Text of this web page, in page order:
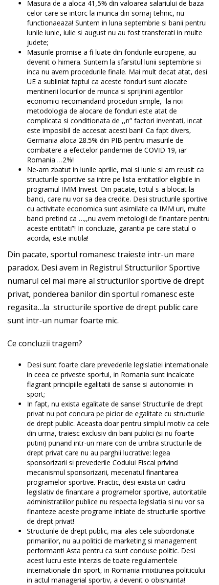
Masura de a aloca 41,5% din valoarea salariului de baza
celor care se intorc la munca din somaj tehnic, nu
functionaeaza! Suntem in luna septembrie si banii pentru
lunile iunie, iulie si august nu au fost transferati in multe
judete;
Masurile promise a fi luate din fondurile europene, au
devenit o himera. Suntem la sfarsitul lunii septembrie si
inca nu avem procedurile finale. Mai mult decat atat, desi
UE a subliniat faptul ca aceste fonduri sunt alocate
mentinerii locurilor de munca si sprijinirii agentilor
economici recomandand proceduri simple, la noi
metodologia de alocare de fonduri este atat de
complicata si conditionata de ,,n” factori inventati, incat
este imposibil de accesat acesti bani! Ca fapt divers,
Germania aloca 28.5% din PIB pentru masurile de
combatere a efectelor pandemiei de COVID 19, iar
Romania …2%!
Ne-am zbatut in lunile aprilie, mai si iunie si am reusit ca
structurile sportive sa intre pe lista entitatilor eligibile in
programul IMM Invest. Din pacate, totul s-a blocat la
banci, care nu vor sa dea credite. Desi structurile sportive
cu activitate economica sunt asimilate ca IMM uri, multe
banci pretind ca …,,nu avem metologii de finantare pentru
aceste entitati”! In concluzie, garantia pe care statul o
acorda, este inutila!
Din pacate, sportul romanesc traieste intr-un mare
paradox. Desi avem in Registrul Structurilor Sportive
numarul cel mai mare al structurilor sportive de drept
privat, ponderea banilor din sportul romanesc este
regasita…la structurile sportive de drept public care
sunt intr-un numar foarte mic.
Ce concluzii tragem?
Desi sunt foarte clare prevederile legislatiei internationale
in ceea ce priveste sportul, in Romania sunt incalcate
flagrant principiile egalitatii de sanse si autonomiei in
sport;
In fapt, nu exista egalitate de sanse! Structurile de drept
privat nu pot concura pe picior de egalitate cu structurile
de drept public. Aceasta doar pentru simplul motiv ca cele
din urma, traiesc exclusiv din bani publici (si nu foarte
putini) punand intr-un mare con de umbra structurile de
drept privat care nu au parghii lucrative: legea
sponsorizarii si prevederile Codului Fiscal privind
mecanismul sponsorizarii, mecenatul finantarea
programelor sportive. Practic, desi exista un cadru
legislativ de finantare a programelor sportive, autoritatile
administratiilor publice nu respecta legislatia si nu vor sa
finanteze aceste programe initiate de structurile sportive
de drept privat!
Structurile de drept public, mai ales cele subordonate
primariilor, nu au politici de marketing si management
performant! Asta pentru ca sunt conduse politic. Desi
acest lucru este interzis de toate regulamentele
internationale din sport, in Romania imixtiunea politicului
in actul managerial sportiv, a devenit o obisnuinta!